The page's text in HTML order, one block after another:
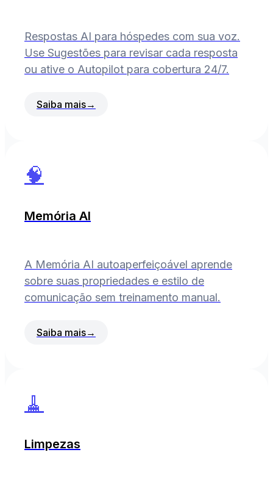
Respostas AI para hóspedes com sua voz.
Use Sugestões para revisar cada resposta
ou ative o Autopilot para cobertura 24/7.
Saiba mais→
🧠
Memória AI
A Memória AI autoaperfeiçoável aprende
sobre suas propriedades e estilo de
comunicação sem treinamento manual.
Saiba mais→
🧹
Limpezas